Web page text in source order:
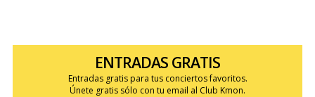
ENTRADAS GRATIS
Entradas gratis para tus conciertos favoritos.
Únete gratis sólo con tu email al Club Kmon.